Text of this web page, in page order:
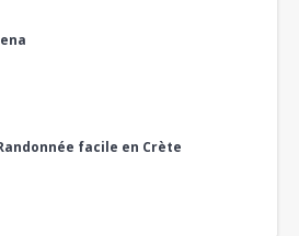
facile en Crète